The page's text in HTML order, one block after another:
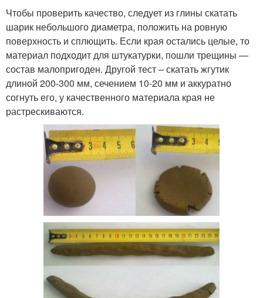
Чтобы проверить качество, следует из глины скатать
шарик небольшого диаметра, положить на ровную
поверхность и сплющить. Если края остались целые, то
материал подходит для штукатурки, пошли трещины —
состав малопригоден. Другой тест – скатать жгутик
длиной 200-300 мм, сечением 10-20 мм и аккуратно
согнуть его, у качественного материала края не
растрескиваются.